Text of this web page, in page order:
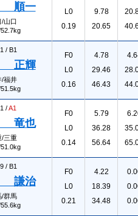
順一
/山口
L0
0.19
9.78
20.65
/ B1
正輝
/福井
F0
L0
0.16
4.78
29.46
46.43
/A1
竜也
/三重
F0
L0
0.14
5.79
36.28
56.64
/ B1
謙治
/群馬
F0
L0
0.21
4.22
18.39
34.48